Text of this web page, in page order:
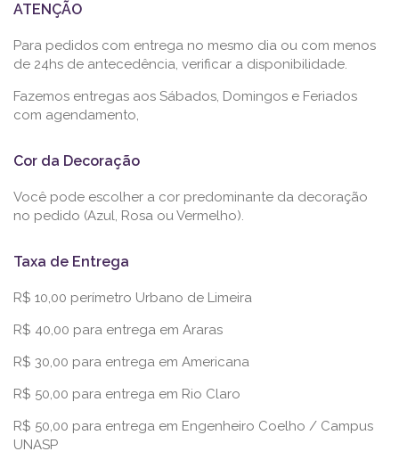
ATENÇÃO
Para pedidos com entrega no mesmo dia ou com menos
de 24hs de antecedência, verificar a disponibilidade.
Fazemos entregas aos Sábados, Domingos e Feriados
com agendamento,
Cor da Decoração
Você pode escolher a cor predominante da decoração
no pedido (Azul, Rosa ou Vermelho).
Taxa de Entrega
R$ 10,00 perímetro Urbano de Limeira
R$ 40,00 para entrega em Araras
R$ 30,00 para entrega em Americana
R$ 50,00 para entrega em Rio Claro
R$ 50,00 para entrega em Engenheiro Coelho / Campus
UNASP